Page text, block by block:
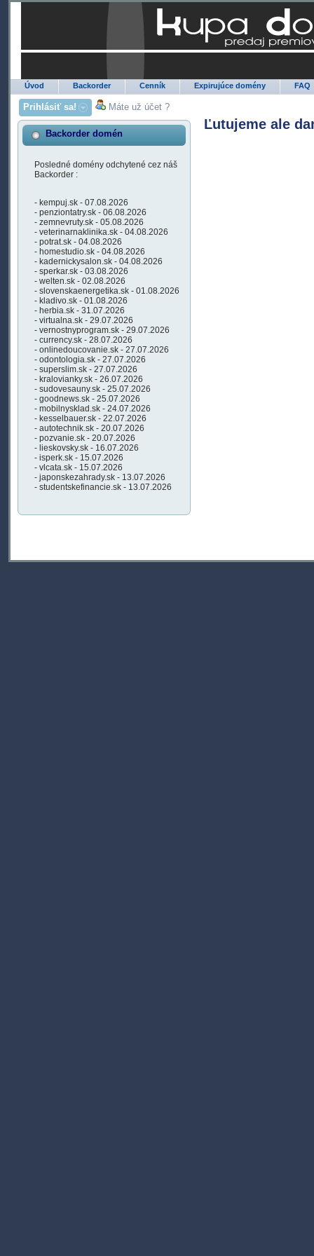
Úvod Backorder Cenník Expirujúce domény FAQ
Prihlásiť sa! Máte už účet ?
Backorder domén
Posledné domény odchytené cez náš
Backorder :
- kempuj.sk - 07.08.2026
- penziontatry.sk - 06.08.2026
- zemnevruty.sk - 05.08.2026
- veterinarnaklinika.sk - 04.08.2026
- potrat.sk - 04.08.2026
- homestudio.sk - 04.08.2026
- kadernickysalon.sk - 04.08.2026
- sperkar.sk - 03.08.2026
- welten.sk - 02.08.2026
- slovenskaenergetika.sk - 01.08.2026
- kladivo.sk - 01.08.2026
- herbia.sk - 31.07.2026
- virtualna.sk - 29.07.2026
- vernostnyprogram.sk - 29.07.2026
- currency.sk - 28.07.2026
- onlinedoucovanie.sk - 27.07.2026
- odontologia.sk - 27.07.2026
- superslim.sk - 27.07.2026
- kralovianky.sk - 26.07.2026
- sudovesauny.sk - 25.07.2026
- goodnews.sk - 25.07.2026
- mobilnysklad.sk - 24.07.2026
- kesselbauer.sk - 22.07.2026
- autotechnik.sk - 20.07.2026
- pozvanie.sk - 20.07.2026
- lieskovsky.sk - 16.07.2026
- isperk.sk - 15.07.2026
- vlcata.sk - 15.07.2026
- japonskezahrady.sk - 13.07.2026
- studentskefinancie.sk - 13.07.2026
Ľutujeme ale